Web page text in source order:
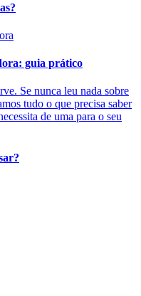
guia prático